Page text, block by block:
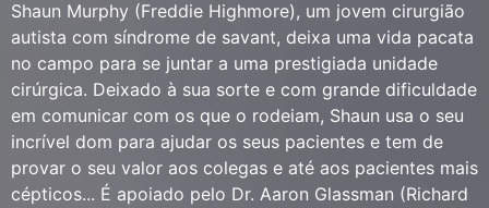
Shaun Murphy (Freddie Highmore), um jovem cirurgião
autista com síndrome de savant, deixa uma vida pacata
no campo para se juntar a uma prestigiada unidade
cirúrgica. Deixado à sua sorte e com grande dificuldade
em comunicar com os que o rodeiam, Shaun usa o seu
incrível dom para ajudar os seus pacientes e tem de
provar o seu valor aos colegas e até aos pacientes mais
cépticos... É apoiado pelo Dr. Aaron Glassman (Richard